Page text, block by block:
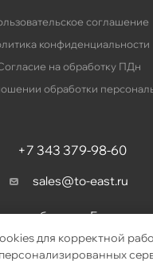
для корректной
соглашение
конфиденциальности
на обработку ПДн
обработки
+7 343 379-98-60
sales@to-east.ru
ул. Барвинка,